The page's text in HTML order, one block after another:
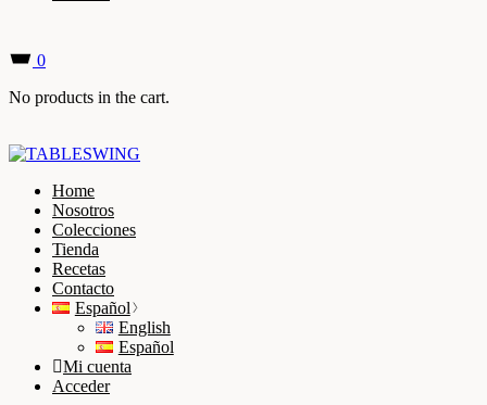
0
No products in the cart.
Home
Nosotros
Colecciones
Tienda
Recetas
Contacto
Español
English
Español
Mi cuenta
Acceder